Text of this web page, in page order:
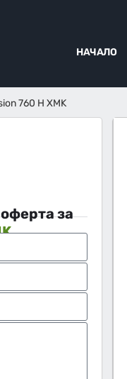
НАЧАЛО
760 H XMK
за